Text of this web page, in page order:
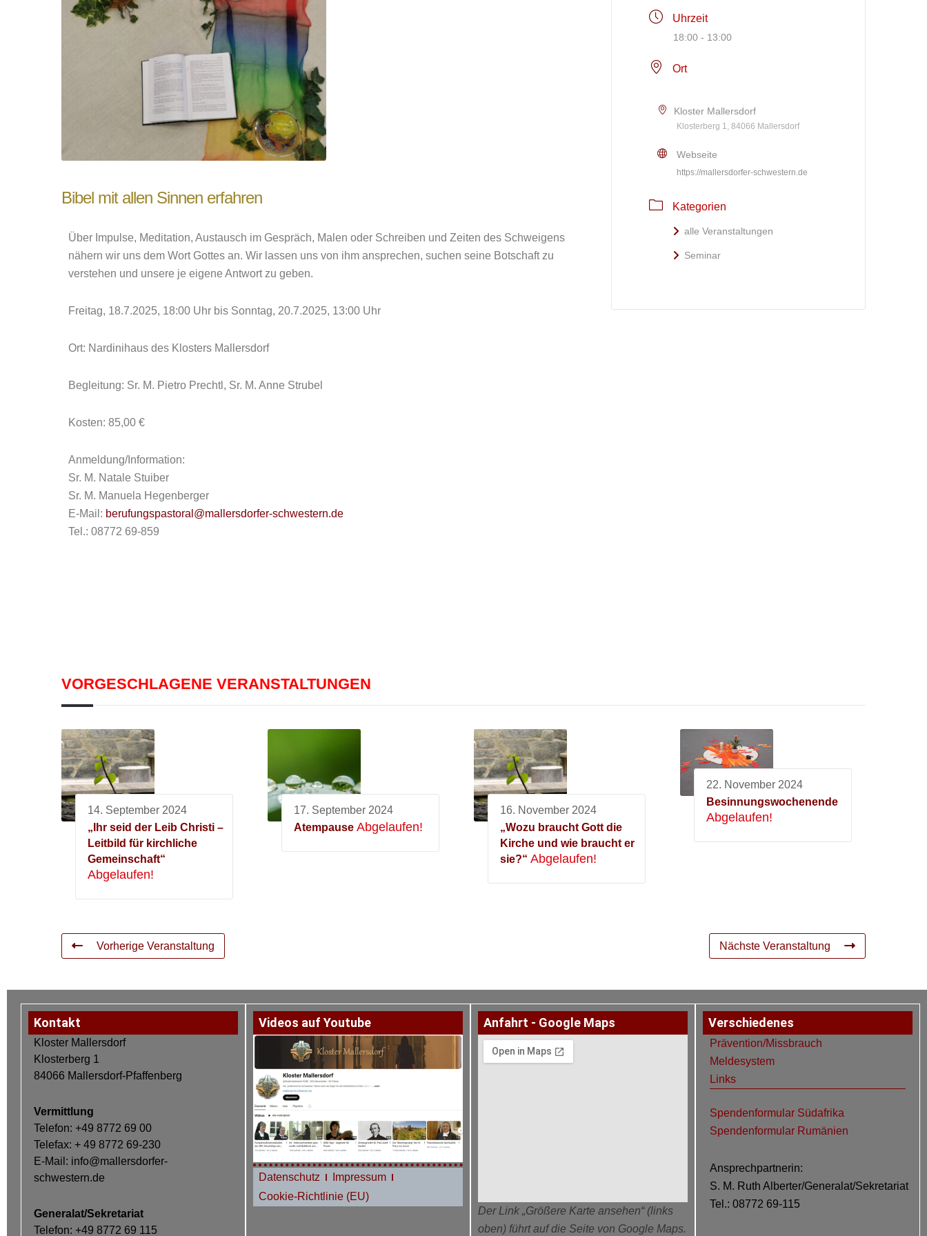
Bibel mit allen Sinnen erfahren
Über Impulse, Meditation, Austausch im Gespräch, Malen oder Schreiben und Zeiten des Schweigens
nähern wir uns dem Wort Gottes an. Wir lassen uns von ihm ansprechen, suchen seine Botschaft zu
verstehen und unsere je eigene Antwort zu geben.
Freitag, 18.7.2025, 18:00 Uhr bis Sonntag, 20.7.2025, 13:00 Uhr
Ort: Nardinihaus des Klosters Mallersdorf
Begleitung: Sr. M. Pietro Prechtl, Sr. M. Anne Strubel
Kosten: 85,00 €
Anmeldung/Information:
Sr. M. Natale Stuiber
Sr. M. Manuela Hegenberger
E-Mail: berufungspastoral@mallersdorfer-schwestern.de
Tel.: 08772 69-859
Uhrzeit
18:00 - 13:00
Ort
Kloster Mallersdorf
Klosterberg 1, 84066 Mallersdorf
Webseite
https://mallersdorfer-schwestern.de
Kategorien
alle Veranstaltungen
Seminar
VORGESCHLAGENE VERANSTALTUNGEN
14. September 2024
„Ihr seid der Leib Christi –
Leitbild für kirchliche
Gemeinschaft“
Abgelaufen!
17. September 2024
Atempause Abgelaufen!
16. November 2024
„Wozu braucht Gott die
Kirche und wie braucht er
sie?“ Abgelaufen!
22. November 2024
Besinnungswochenende
Abgelaufen!
Vorherige Veranstaltung Nächste Veranstaltung
Kontakt
Kloster Mallersdorf
Klosterberg 1
84066 Mallersdorf-Pfaffenberg
Vermittlung
Telefon: +49 8772 69 00
Telefax: + 49 8772 69-230
E-Mail: info@mallersdorfer-
schwestern.de
Generalat/Sekretariat
Telefon: +49 8772 69 115
Videos auf Youtube
Datenschutz
Impressum
Cookie-Richtlinie (EU)
Anfahrt - Google Maps
Der Link „Größere Karte ansehen“ (links
oben) führt auf die Seite von Google Maps.
Verschiedenes
Prävention/Missbrauch
Meldesystem
Links
Spendenformular Südafrika
Spendenformular Rumänien
Ansprechpartnerin:
S. M. Ruth Alberter/Generalat/Sekretariat
Tel.: 08772 69-115